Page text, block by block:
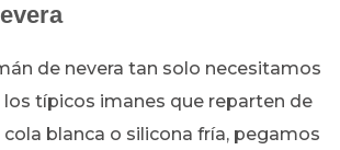
de nevera tan solo necesitamos
los típicos imanes que reparten de
blanca o silicona fría, pegamos